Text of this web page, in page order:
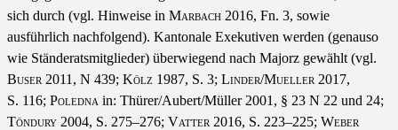
sich durch (vgl. Hinweise in Marbach 2016, Fn. 3, sowie
ausführlich nachfolgend). Kantonale Exekutiven werden (genauso
wie Ständeratsmitglieder) überwiegend nach Majorz gewählt (vgl.
Buser 2011, N 439; Kölz 1987, S. 3; Linder/Mueller 2017,
S. 116; Poledna in: Thürer/Aubert/Müller 2001, § 23 N 22 und 24;
Töndury 2004, S. 275–276; Vatter 2016, S. 223–225; Weber